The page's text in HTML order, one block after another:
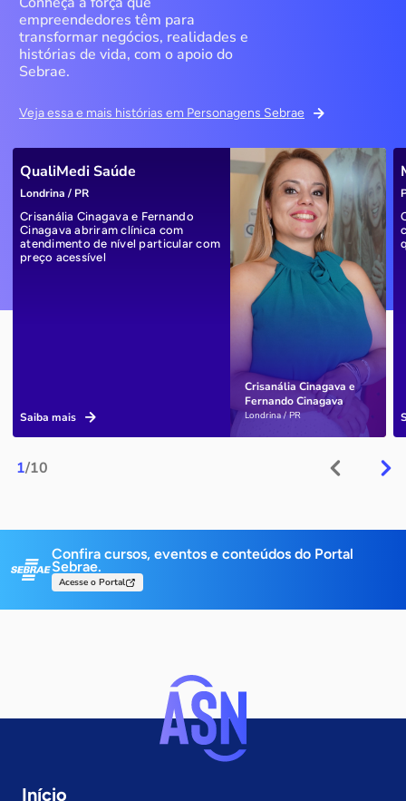
empreendedores têm para
transformar negócios, realidades e
histórias de vida, com o apoio do
Sebrae.
Veja essa e mais histórias em Personagens Sebrae
1/10
Crisanália Cinagava e
Fernando Cinagava
Londrina / PR
QualiMedi Saúde
Londrina / PR
Crisanália Cinagava e Fernando
Cinagava abriram clínica com
atendimento de nível particular com
preço acessível
Saiba mais
Confira cursos, eventos e conteúdos do Portal
Sebrae.
Acesse o Portal
Início